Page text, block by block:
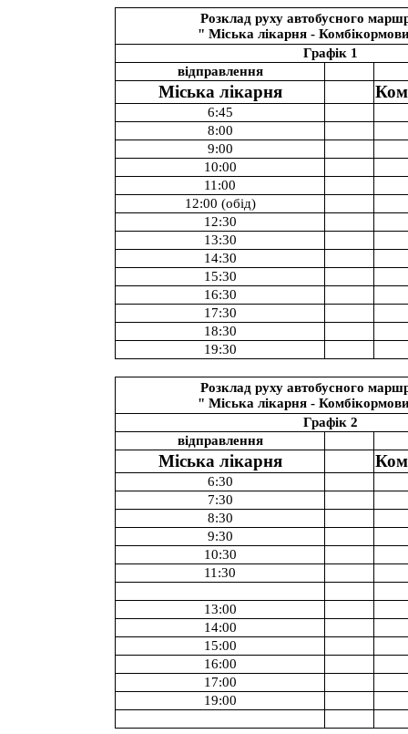
Розклад руху автобусного
" Міська лікарня -
Графік 1
відправлення
Міська лікарня
6:45
8:00
9:00
10:00
11:00
12:00 (обід)
12:30
13:30
14:30
15:30
16:30
17:30
18:30
19:30
Розклад руху автобусного
" Міська лікарня -
Графік 2
відправлення
Міська лікарня
6:30
7:30
8:30
9:30
10:30
11:30
13:00
14:00
15:00
16:00
17:00
19:00